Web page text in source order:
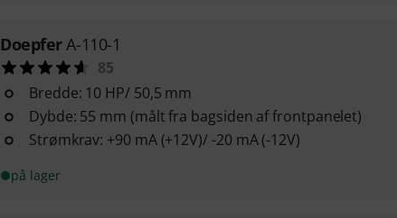
DoepferA-110-1
85
Bredde: 10 HP/ 50,5 mm
Dybde: 55 mm (målt fra bagsiden af frontpanelet)
Strømkrav: +90 mA (+12V)/ -20 mA (-12V)
på lager